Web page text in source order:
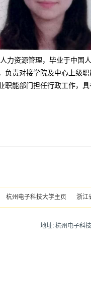
资源管理，毕业于中国
负责对接学院及中心上级
职能部门担任行政工作，
杭州电子科技大学主页 浙江
地址: 杭州电子科